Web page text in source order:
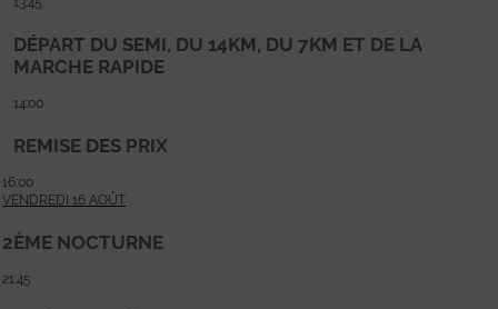
DÉPART DU SEMI, DU 14KM, DU 7KM ET DE LA
MARCHE RAPIDE
14:00
REMISE DES PRIX
16:00
VENDREDI 16 AOÛT
2ÈME NOCTURNE
21:45